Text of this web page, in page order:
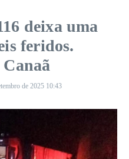
deixa uma
feridos.
de 2025 10:43